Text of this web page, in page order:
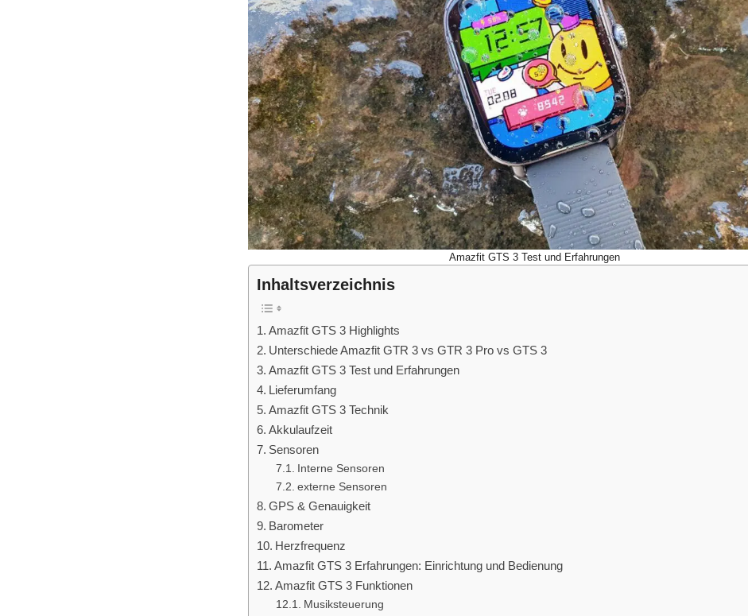
Amazfit GTS 3 Test und Erfahrungen
Inhaltsverzeichnis
Amazfit GTS 3 Highlights
Unterschiede Amazfit GTR 3 vs GTR 3 Pro vs GTS 3
Amazfit GTS 3 Test und Erfahrungen
Lieferumfang
Amazfit GTS 3 Technik
Akkulaufzeit
Sensoren
Interne Sensoren
externe Sensoren
GPS & Genauigkeit
Barometer
Herzfrequenz
Amazfit GTS 3 Erfahrungen: Einrichtung und Bedienung
Amazfit GTS 3 Funktionen
Musiksteuerung